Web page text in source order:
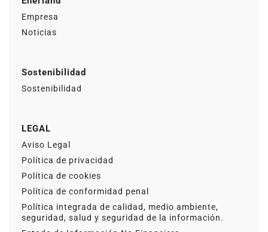
Empresa
Noticias
Sostenibilidad
Sostenibilidad
LEGAL
Aviso Legal
Política de privacidad
Política de cookies
Política de conformidad penal
Política integrada de calidad, medio ambiente,
seguridad, salud y seguridad de la información.